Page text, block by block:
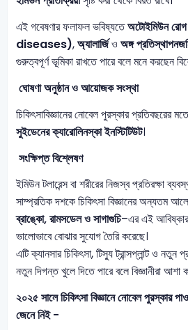
এই গবেষণার ফলাফল ভবিষ্যতেঅটোইমিউন
diseases),অ্যালার্জিওঅঙ্গ
গুরুত্বপূর্ণ ভূমিকা রাখতে পারে বলে মনে করছেন
ঘোষণা অনুষ্ঠান ও আয়োজক সংস্থা
চিকিৎসাবিজ্ঞানের নোবেল পুরস্কার প্রতিবছরের
সুইডেনের ক্যারোলিনস্কা ইনস্টিটিউট।
সংক্ষিপ্ত বিশ্লেষণ
ইমিউন টলারেন্স বা শরীরের নিজস্ব প্রতিরক্ষা
সাম্প্রতিক দশকে চিকিৎসা বিজ্ঞানের অন্যতম
ব্রাঙ্কো, রামসডেল ও সাগাগুচি–এর এই
ভালোভাবে বোঝার সুযোগ তৈরি করেছে।
এটি ক্যানসার চিকিৎসা, টিস্যু ট্রান্সপ্লান্ট ও নতুন
নতুন দিগন্ত খুলে দিতে পারে বলে বিজ্ঞানীরা আশা
২০২৫ সালে চিকিৎসা বিজ্ঞানে নোবেল পুরস্কার
জেনে নিই -